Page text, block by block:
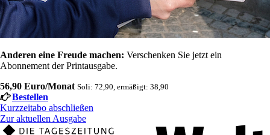
Anderen eine Freude machen: Verschenken Sie jetzt ein
Abonnement der Printausgabe.
56,90 Euro/Monat Soli: 72,90, ermäßigt: 38,90
Bestellen
Kurzzeitabo abschließen
Zur aktuellen Ausgabe